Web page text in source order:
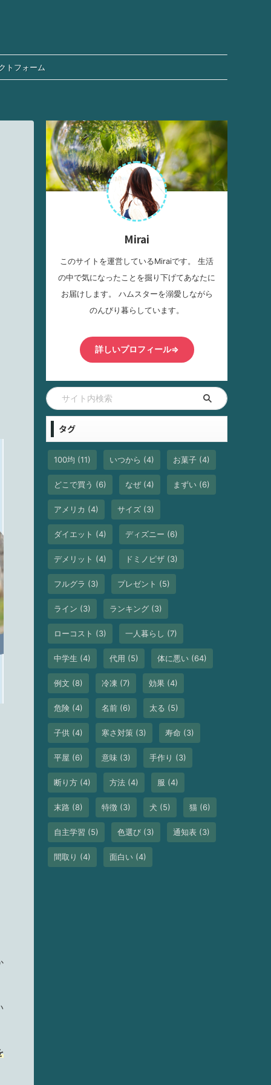
トフォーム
Mirai
このサイトを運営しているMiraiです。 生活
の中で気になったことを掘り下げてあなたに
お届けします。 ハムスターを溺愛しながら
のんびり暮らしています。
詳しいプロフィール⇒
タグ
100均 (11) いつから (4) お菓子 (4)
どこで買う (6) なぜ(4) まずい (6)
アメリカ (4) サイズ (3)
ダイエット (4) ディズニー (6)
デメリット (4) ドミノピザ (3)
フルグラ (3) プレゼント (5)
ライン (3) ランキング (3)
ローコスト (3) 一人暮らし (7)
中学生 (4) 代用 (5) 体に悪い (64)
例文 (8) 冷凍 (7) 効果 (4)
危険 (4) 名前 (6) 太る (5)
子供 (4) 寒さ対策 (3) 寿命 (3)
平屋 (6) 意味 (3) 手作り (3)
断り方 (4) 方法 (4) 服 (4)
末路 (8) 特徴 (3) 犬 (5) 猫 (6)
自主学習 (5) 色選び (3) 通知表 (3)
間取り (4) 面白い (4)